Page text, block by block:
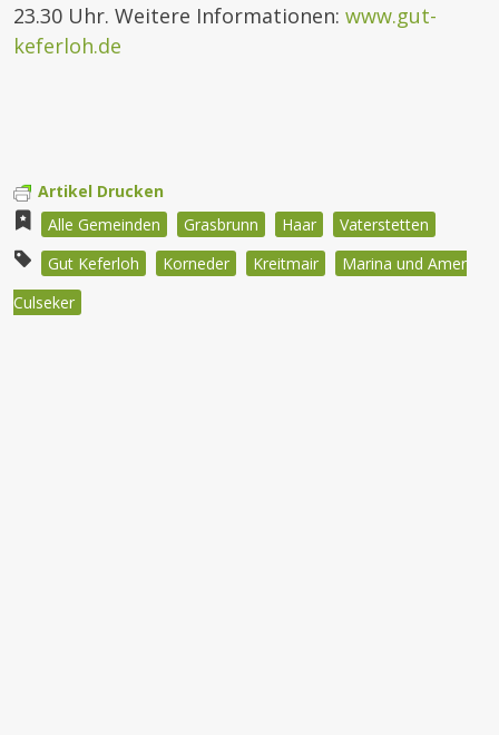
23.30 Uhr. Weitere Informationen: www.gut-
keferloh.de
Artikel Drucken
Alle Gemeinden
Grasbrunn Haar
Vaterstetten
Gut Keferloh
Korneder Kreitmair
Marina und Amer
Culseker